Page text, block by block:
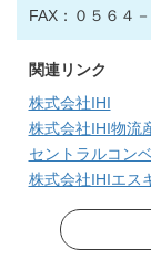
FAX：０５６４
関連リンク
株式会社IHI
株式会社IHI物流
セントラルコン
株式会社IHIエス